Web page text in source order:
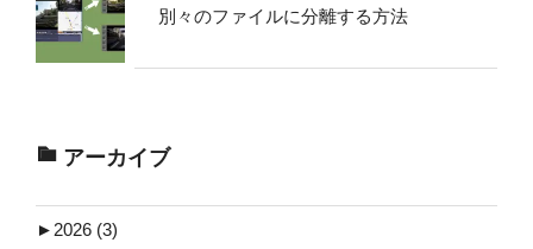
別々のファイルに分離する方法
アーカイブ
► 2026 (3)